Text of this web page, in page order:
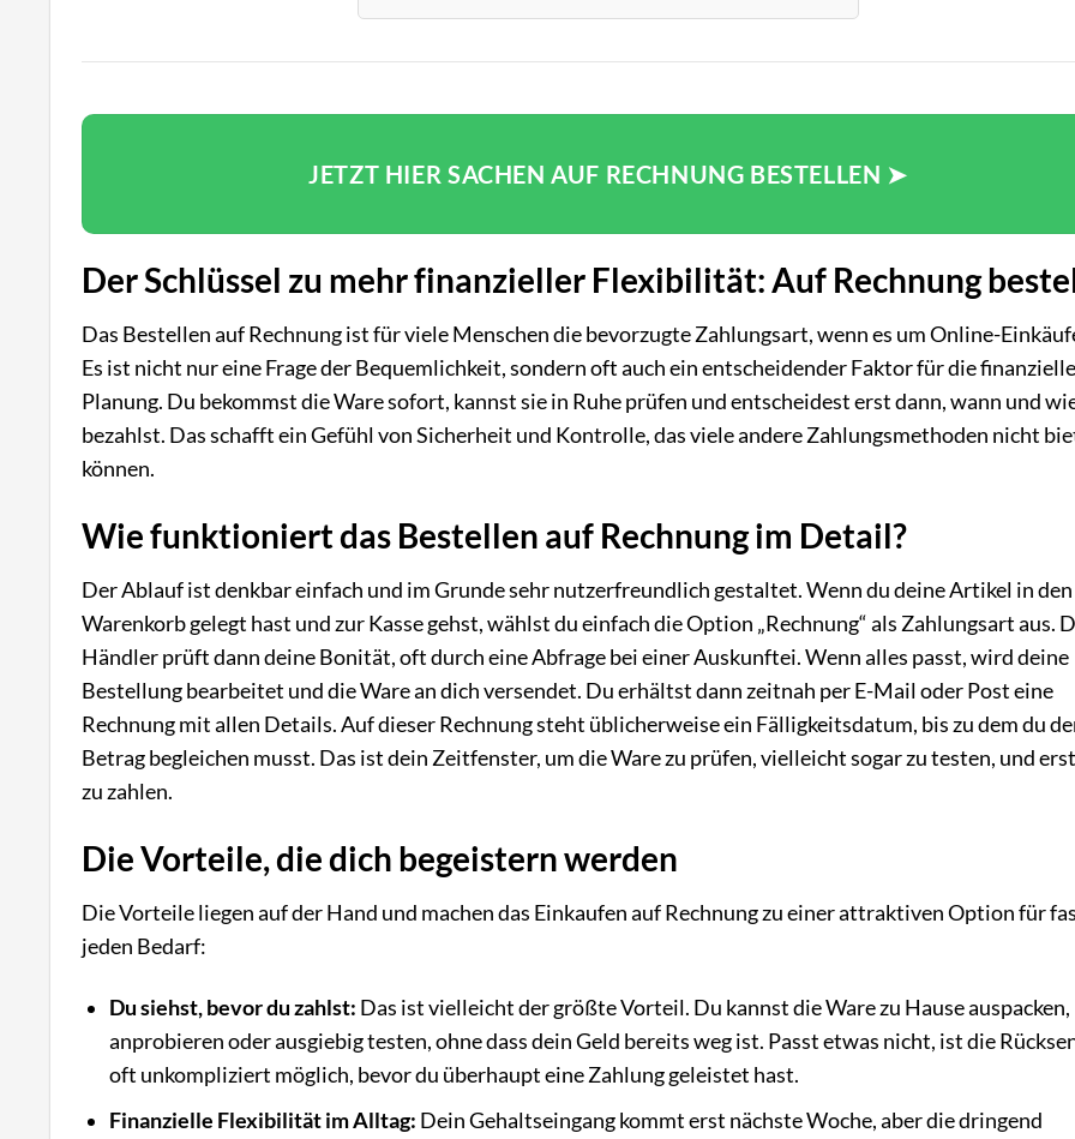
JETZT HIER SACHEN AUF RECHNUNG BESTELLEN ➤
Der Schlüssel zu mehr finanzieller Flexibilität: Auf Rechnung
Das Bestellen auf Rechnung ist für viele Menschen die bevorzugte Zahlungsart, wenn es um Online-
Es ist nicht nur eine Frage der Bequemlichkeit, sondern oft auch ein entscheidender Faktor für die
Planung. Du bekommst die Ware sofort, kannst sie in Ruhe prüfen und entscheidest erst dann, wann und
bezahlst. Das schafft ein Gefühl von Sicherheit und Kontrolle, das viele andere Zahlungsmethoden nicht
können.
Wie funktioniert das Bestellen auf Rechnung im Detail?
Der Ablauf ist denkbar einfach und im Grunde sehr nutzerfreundlich gestaltet. Wenn du deine Artikel in den
Warenkorb gelegt hast und zur Kasse gehst, wählst du einfach die Option „Rechnung“ als Zahlungsart aus.
Händler prüft dann deine Bonität, oft durch eine Abfrage bei einer Auskunftei. Wenn alles passt, wird deine
Bestellung bearbeitet und die Ware an dich versendet. Du erhältst dann zeitnah per E-Mail oder Post eine
Rechnung mit allen Details. Auf dieser Rechnung steht üblicherweise ein Fälligkeitsdatum, bis zu dem du
Betrag begleichen musst. Das ist dein Zeitfenster, um die Ware zu prüfen, vielleicht sogar zu testen, und
zu zahlen.
Die Vorteile, die dich begeistern werden
Die Vorteile liegen auf der Hand und machen das Einkaufen auf Rechnung zu einer attraktiven Option für
jeden Bedarf:
Du siehst, bevor du zahlst: Das ist vielleicht der größte Vorteil. Du kannst die Ware zu Hause auspacken,
anprobieren oder ausgiebig testen, ohne dass dein Geld bereits weg ist. Passt etwas nicht, ist die
oft unkompliziert möglich, bevor du überhaupt eine Zahlung geleistet hast.
Finanzielle Flexibilität im Alltag: Dein Gehaltseingang kommt erst nächste Woche, aber die dringend